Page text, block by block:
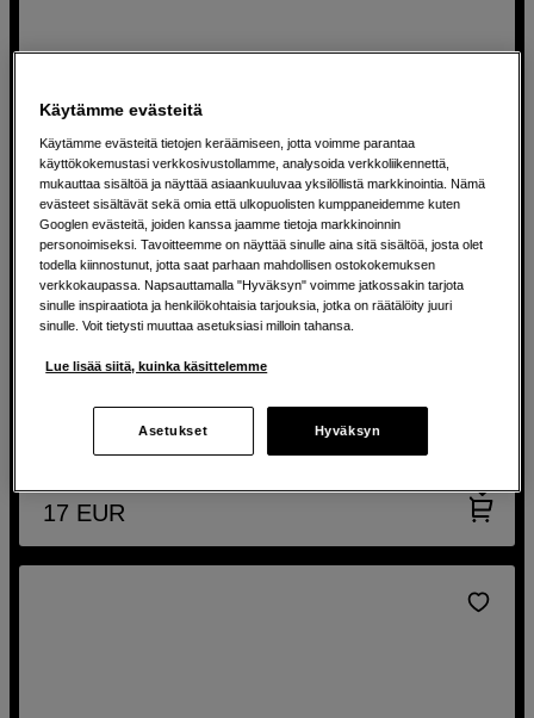
Savua purkissa
Atmosphere Aerosol Haze Spray
Hajuton ja myrkytön savu.
17 EUR
Käytämme evästeitä
Käytämme evästeitä tietojen keräämiseen, jotta voimme parantaa
käyttökokemustasi verkkosivustollamme, analysoida verkkoliikennettä,
mukauttaa sisältöä ja näyttää asiaankuuluvaa yksilöllistä markkinointia. Nämä
evästeet sisältävät sekä omia että ulkopuolisten kumppaneidemme kuten
Googlen evästeitä, joiden kanssa jaamme tietoja markkinoinnin
personoimiseksi. Tavoitteemme on näyttää sinulle aina sitä sisältöä, josta olet
todella kiinnostunut, jotta saat parhaan mahdollisen ostokokemuksen
verkkokaupassa. Napsauttamalla "Hyväksyn" voimme jatkossakin tarjota
sinulle inspiraatiota ja henkilökohtaisia tarjouksia, jotka on räätälöity juuri
sinulle. Voit tietysti muuttaa asetuksiasi milloin tahansa.
Lue lisää siitä, kuinka käsittelemme
Asetukset Hyväksyn